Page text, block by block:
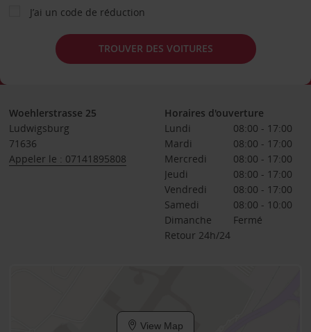
J’ai un code de réduction
TROUVER DES VOITURES
Woehlerstrasse 25
Ludwigsburg
71636
Appeler le : 07141895808
Horaires d'ouverture
Lundi
08:00 - 17:00
Mardi
08:00 - 17:00
Mercredi
08:00 - 17:00
Jeudi
08:00 - 17:00
Vendredi
08:00 - 17:00
Samedi
08:00 - 10:00
Dimanche
Fermé
Retour 24h/24
View Map